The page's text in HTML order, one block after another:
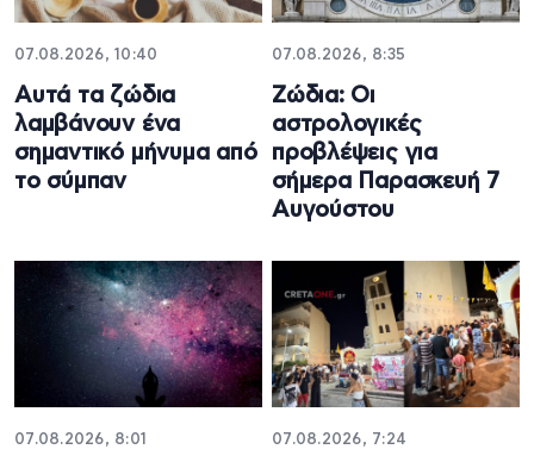
07.08.2026, 10:40
Αυτά τα ζώδια
λαμβάνουν ένα
σημαντικό μήνυμα από
το σύμπαν
07.08.2026, 8:35
Ζώδια: Οι
αστρολογικές
προβλέψεις για
σήμερα Παρασκευή 7
Αυγούστου
07.08.2026, 8:01 07.08.2026, 7:24